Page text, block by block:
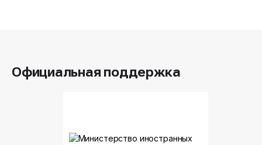
Официальная поддержка